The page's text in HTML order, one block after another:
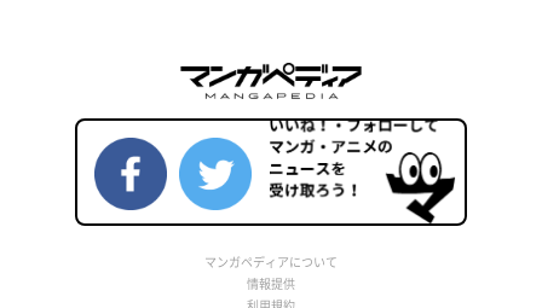
マンガペディアについて
情報提供